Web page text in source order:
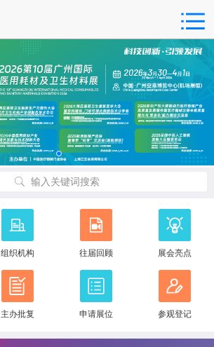
输入关键词搜索
组织机构 往届回顾 展会亮点
主办批复 申请展位 参观登记